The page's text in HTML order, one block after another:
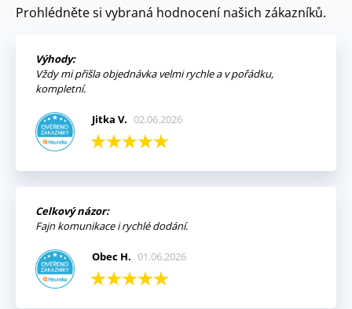
Prohlédněte si vybraná hodnocení našich zákazníků.
Výhody:
Vždy mi přišla objednávka velmi rychle a v pořádku,
kompletní.
Jitka V. 02.06.2026
Celkový názor:
Fajn komunikace i rychlé dodání.
Obec H. 01.06.2026